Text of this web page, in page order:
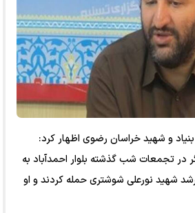
و شهید خراسان رضوی اظهار کرد:
در تجمعات شب گذشته بلوار احمدآباد به
شهید نورعلی شوشتری حمله کردند و او